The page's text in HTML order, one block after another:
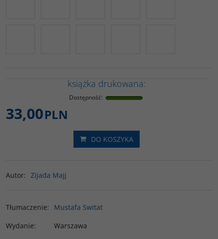
książka drukowana:
Dostępność:
33,00PLN
DO KOSZYKA
Autor: Zijada Majj
Tłumaczenie:
Mustafa Switat
Wydanie:
Warszawa